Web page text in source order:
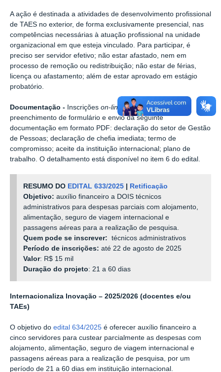
A ação é destinada a atividades de desenvolvimento profissional
de TAES no exterior, de forma exclusivamente presencial, nas
competências necessárias à atuação profissional na unidade
organizacional em que esteja vinculado. Para participar, é
preciso ser servidor efetivo; não estar afastado, nem em
processo de remoção ou redistribuição; não estar de férias,
licença ou afastamento; além de estar aprovado em estágio
probatório.
Documentação - Inscrições on-line , por meio de
preenchimento de formulário e envio da seguinte
documentação em formato PDF: declaração do setor de Gestão
de Pessoas; declaração de chefia imediata; termo de
compromisso; aceite da instituição internacional; plano de
trabalho. O detalhamento está disponível no item 6 do edital.
RESUMO DO EDITAL 633/2025
Retificação
Objetivo:auxílio financeiro a DOIS técnicos
administrativos para despesas parciais com alojamento,
alimentação, seguro de viagem internacional e
passagens aéreas para a realização de pesquisa.
Quem pode se inscrever: técnicos administrativos
Período de inscrições:até 22 de agosto de 2025
Valor: R$ 15 mil
Duração do projeto: 21 a 60 dias
Internacionaliza Inovação – 2025/2026 (docentes e/ou
TAEs)
O objetivo do edital 634/2025 é oferecer auxílio financeiro a
cinco servidores para custear parcialmente as despesas com
alojamento, alimentação, seguro de viagem internacional e
passagens aéreas para a realização de pesquisa, por um
período de 21 a 60 dias em instituição internacional.